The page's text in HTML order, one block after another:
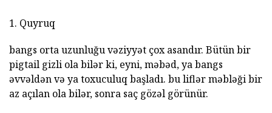
1. Quyruq
bangs orta uzunluğu vəziyyət çox asandır. Bütün bir
pigtail gizli ola bilər ki, eyni, məbəd, ya bangs
əvvəldən və ya toxuculuq başladı. bu liflər məbləği bir
az açılan ola bilər, sonra saç gözəl görünür.